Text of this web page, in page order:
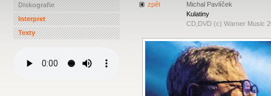
Diskografie
Interpret
Texty
zpět
Michal Pavlíček
Kulatiny
CD,DVD (c) Warner Music